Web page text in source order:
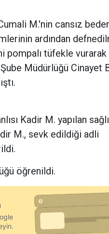
M.'nin cansız
ardından
pompalı tüfekle vurarak
Müdürlüğü Cinayet
Kadir M. yapılan
M., sevk edildiği adli
öğrenildi.